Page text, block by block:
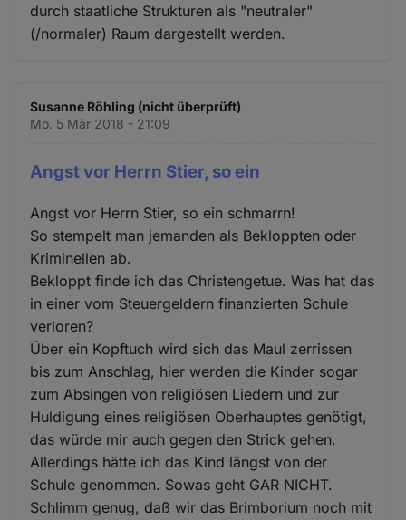
durch staatliche Strukturen als "neutraler"
(/normaler) Raum dargestellt werden.
Susanne Röhling (nicht überprüft)
Mo. 5 Mär 2018 - 21:09
Angst vor Herrn Stier, so ein
Angst vor Herrn Stier, so ein schmarrn!
So stempelt man jemanden als Bekloppten oder
Kriminellen ab.
Bekloppt finde ich das Christengetue. Was hat das
in einer vom Steuergeldern finanzierten Schule
verloren?
Über ein Kopftuch wird sich das Maul zerrissen
bis zum Anschlag, hier werden die Kinder sogar
zum Absingen von religiösen Liedern und zur
Huldigung eines religiösen Oberhauptes genötigt,
das würde mir auch gegen den Strick gehen.
Allerdings hätte ich das Kind längst von der
Schule genommen. Sowas geht GAR NICHT.
Schlimm genug, daß wir das Brimborium noch mit